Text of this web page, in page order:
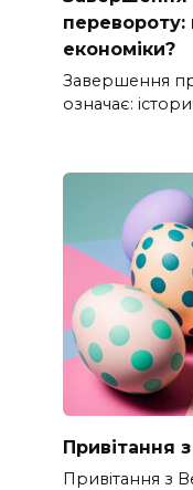
економіки?
Завершення
означає:
Привітання
Привітання з